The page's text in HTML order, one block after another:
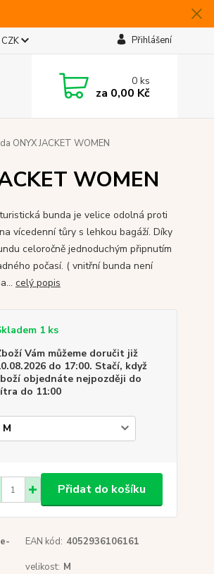
CZK Přihlášení
0ks
za 0,00 Kč
ONYX JACKET WOMEN
WOMEN
bunda je velice odolná proti
vícedenní tůry s lehkou bagáží. Díky
celoročně jednoduchým připnutím
počasí. ( vnitřní bunda není
celý popis
1 ks
Vám můžeme doručit již
do 17:00. Stačí, když
objednáte nejpozději do
do 11:00
Přidat do košíku
EAN kód: 4052936106161
velikost: M